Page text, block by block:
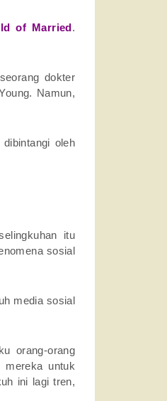
of Married .
dokter
Namun,
oleh
itu
sosial
media sosial
orang-orang
mereka untuk
ini lagi tren,